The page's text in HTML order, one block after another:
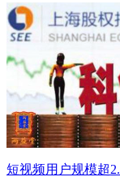
短视频用户规模超